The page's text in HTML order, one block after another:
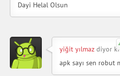
Dayi Helal Olsun
yiğit yılmaz diyor
apk sayı sen robut